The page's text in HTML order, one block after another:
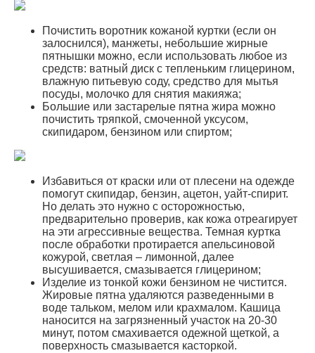
Почистить воротник кожаной куртки (если он
залоснился), манжеты, небольшие жирные
пятнышки можно, если использовать любое из
средств: ватный диск с тепленьким глицерином,
влажную питьевую соду, средство для мытья
посуды, молочко для снятия макияжа;
Большие или застарелые пятна жира можно
почистить тряпкой, смоченной уксусом,
скипидаром, бензином или спиртом;
Избавиться от краски или от плесени на одежде
помогут скипидар, бензин, ацетон, уайт-спирит.
Но делать это нужно с осторожностью,
предварительно проверив, как кожа отреагирует
на эти агрессивные вещества. Темная куртка
после обработки протирается апельсиновой
кожурой, светлая – лимонной, далее
высушивается, смазывается глицерином;
Изделие из тонкой кожи бензином не чистится.
Жировые пятна удаляются разведенными в
воде тальком, мелом или крахмалом. Кашица
наносится на загрязненный участок на 20-30
минут, потом смахивается одежной щеткой, а
поверхность смазывается касторкой.